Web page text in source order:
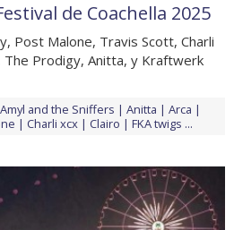
de Coachella 2025
Post Malone, Travis Scott, Charli
The Prodigy, Anitta, y Kraftwerk
Amyl and the Sniffers Anitta
Arca
Charli xcx Clairo FKA twigs ...